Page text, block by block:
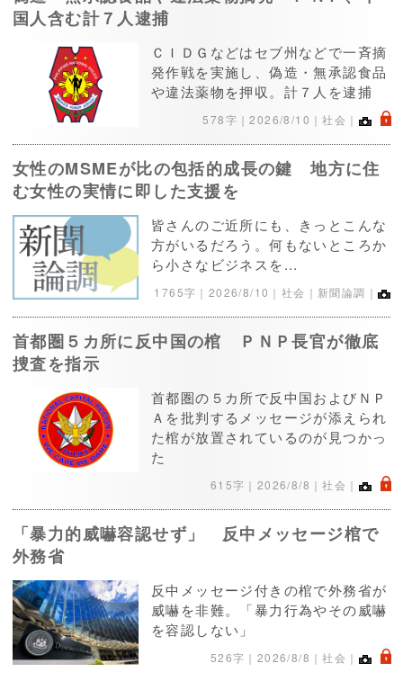
国人含む計７人逮捕
ＣＩＤＧなどはセブ州などで一斉摘
発作戦を実施し、偽造・無承認食品
や違法薬物を押収。計７人を逮捕
578字｜2026/8/10 ｜社会｜ .
女性のMSMEが比の包括的成長の鍵 地方に住
む女性の実情に即した支援を
皆さんのご近所にも、きっとこんな
方がいるだろう。何もないところか
ら小さなビジネスを...
1765字｜ 2026/8/10 ｜社会｜新聞論調｜
首都圏５カ所に反中国の棺 ＰＮＰ長官が徹底
捜査を指示
首都圏の５カ所で反中国およびＮＰ
Ａを批判するメッセージが添えられ
た棺が放置されているのが見つかっ
た
615字｜ 2026/8/8 ｜社会｜ .
「暴力的威嚇容認せず」 反中メッセージ棺で
外務省
反中メッセージ付きの棺で外務省が
威嚇を非難。「暴力行為やその威嚇
を容認しない」
526字｜ 2026/8/8 ｜社会｜ .